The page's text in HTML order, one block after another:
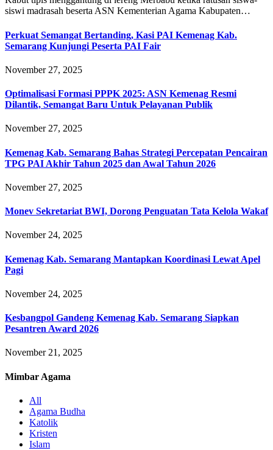
siswi madrasah beserta ASN Kementerian Agama Kabupaten…
Perkuat Semangat Bertanding, Kasi PAI Kemenag Kab.
Semarang Kunjungi Peserta PAI Fair
November 27, 2025
Optimalisasi Formasi PPPK 2025: ASN Kemenag Resmi
Dilantik, Semangat Baru Untuk Pelayanan Publik
November 27, 2025
Kemenag Kab. Semarang Bahas Strategi Percepatan Pencairan
TPG PAI Akhir Tahun 2025 dan Awal Tahun 2026
November 27, 2025
Monev Sekretariat BWI, Dorong Penguatan Tata Kelola Wakaf
November 24, 2025
Kemenag Kab. Semarang Mantapkan Koordinasi Lewat Apel
Pagi
November 24, 2025
Kesbangpol Gandeng Kemenag Kab. Semarang Siapkan
Pesantren Award 2026
November 21, 2025
Mimbar Agama
All
Agama Budha
Katolik
Kristen
Islam